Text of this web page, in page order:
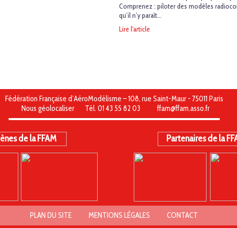
Comprenez : piloter des modèles
qu’il n’y paraît…
Lire l'article
Fédération Française d’AéroModélisme – 108, rue Saint-Maur - 75011 Paris
Nous géolocaliser
Tél. 01 43 55 82 03 ffam@ffam.asso.fr
de la FFAM Partenaires de la
PLAN DU SITE MENTIONS LÉGALES CONTACT